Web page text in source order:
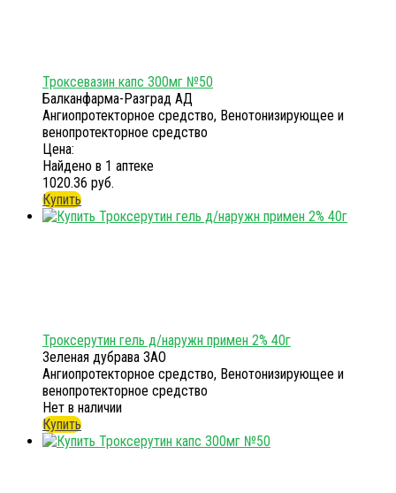
Троксевазин капс 300мг №50
Балканфарма-Разград АД
Ангиопротекторное средство, Венотонизирующее и
венопротекторное средство
Цена:
Найдено в 1 аптеке
1020.36 руб.
Купить
Троксерутин гель д/наружн примен 2% 40г
Зеленая дубрава ЗАО
Ангиопротекторное средство, Венотонизирующее и
венопротекторное средство
Нет в наличии
Купить